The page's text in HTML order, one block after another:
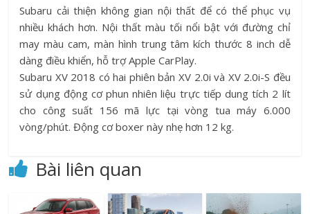
Subaru cải thiện không gian nội thất để có thể phục vụ
nhiều khách hơn. Nội thất màu tối nổi bật với đường chỉ
may màu cam, màn hình trung tâm kích thước 8 inch dễ
dàng điều khiển, hỗ trợ Apple CarPlay.
Subaru XV 2018 có hai phiên bản XV 2.0i và XV 2.0i-S đều
sử dụng động cơ phun nhiên liệu trực tiếp dung tích 2 lít
cho công suất 156 mã lực tại vòng tua máy 6.000
vòng/phút. Động cơ boxer này nhẹ hơn 12 kg.
Bài liên quan